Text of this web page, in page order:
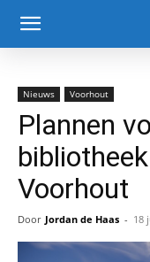
Nieuws Voorhout
Plannen
Voorhout
Door Jordan de Haas - 18